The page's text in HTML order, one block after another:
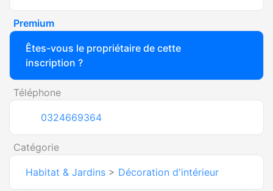
Premium
Êtes-vous le propriétaire de cette
inscription ?
Téléphone
0324669364
Catégorie
Habitat & Jardins > Décoration d'intérieur